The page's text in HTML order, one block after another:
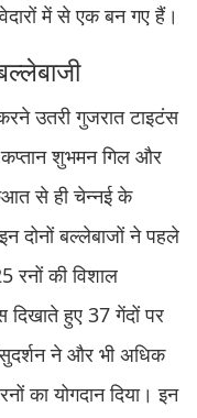
में से एक बन गए हैं।
उतरी गुजरात टाइटंस
शुभमन गिल और
से ही चेन्नई के
दोनों बल्लेबाजों ने पहले
की विशाल
हुए 37 गेंदों पर
ने और भी अधिक
का योगदान दिया। इन